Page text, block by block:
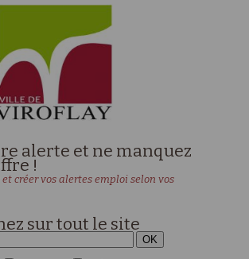
alerte et ne manquez
!
créer vos alertes emploi selon vos
sur tout le site